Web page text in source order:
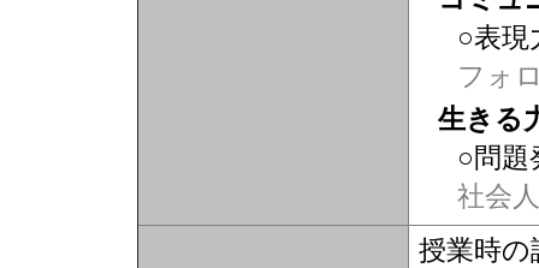
○表現
フォ
生きる
○問題
社会
授業時の